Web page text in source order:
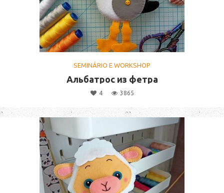
SEMINÁRIO E WORKSHOP
Альбатрос из фетра
4 3865